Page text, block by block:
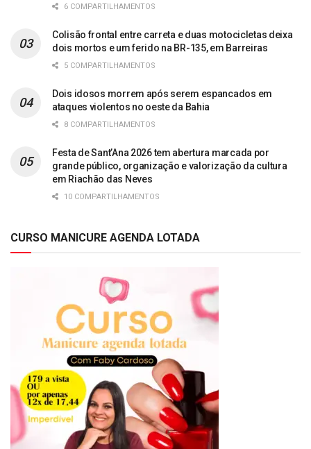
6 COMPARTILHAMENTOS
Colisão frontal entre carreta e duas motocicletas deixa
dois mortos e um ferido na BR-135, em Barreiras
5 COMPARTILHAMENTOS
Dois idosos morrem após serem espancados em
ataques violentos no oeste da Bahia
8 COMPARTILHAMENTOS
Festa de Sant’Ana 2026 tem abertura marcada por
grande público, organização e valorização da cultura
em Riachão das Neves
10 COMPARTILHAMENTOS
CURSO MANICURE AGENDA LOTADA